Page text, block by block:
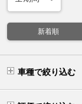
新着順
車種で絞り込む